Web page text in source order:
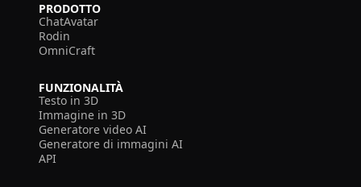
PRODOTTO
ChatAvatar
Rodin
OmniCraft
FUNZIONALITÀ
Testo in 3D
Immagine in 3D
Generatore video AI
Generatore di immagini AI
API